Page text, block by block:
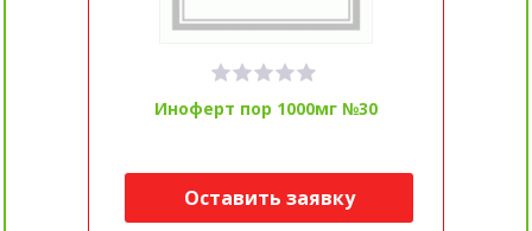
Иноферт пор 1000мг №30
Оставить заявку